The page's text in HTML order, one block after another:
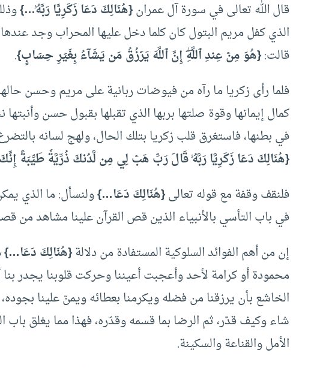
قال الله تعالى في سورة آل عمران{هُنَالِكَ دَعَا زَكَرِيَّا رَبَّهُۥ…}
الذي كفل مريم البتول كان كلما دخل عليها المحراب وجد
قالت:{هُوَ مِنۡ عِندِ ٱللَّهِۖ إِنَّ ٱللَّهَ يَرۡزُقُ مَن يَشَآءُ بِغَيۡرِ حِسَابٍ}.
فلما رأى زكريا ما رآه من فيوضات ربانية على مريم وحسن
كمال إيمانها وقوة صلتها بربها الذي تقبلها بقبول حسن
في بطنها، فاستغرق قلب زكريا بتلك الحال، ولهج لسانه
{هُنَالِكَ دَعَا زَكَرِيَّا رَبَّهُۥ قَالَ رَبِّ هَبۡ لِي مِن لَّدُنكَ ذُرِّيَّةٗ طَيِّبَةً
فلنقف وقفة مع قوله تعالى{هُنَالِكَ دَعَا…}ولنسأل: ما الذي
في باب التأسي بالأنبياء الذين قص القرآن علينا مشاهد من
إن من أهم الفوائد السلوكية المستفادة من دلالة{هُنَالِكَ دَعَا…}
محمودة أو كرامة لأحد وأعجبت أعيننا وحركت قلوبنا يجدر بنا
الخاشع بأن يرزقنا من فضله ويكرمنا بعطائه ويمنّ علينا
شاء وكيف قدّر، ثم الرضا بما قسمه وقدّره، فهذا مما يغلق
الأمل والقناعة والسكينة.